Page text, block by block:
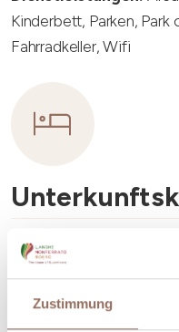
Zustimmung
Kinderbett, Parken, Park
Fahrradkeller, Wifi
Rooms number:
Anzahl Badezimmer:2
Beds number: